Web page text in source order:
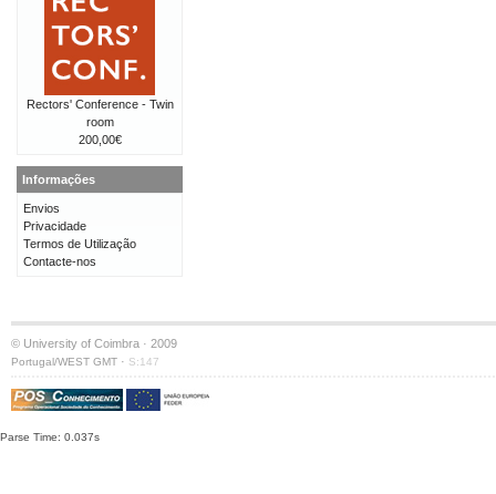
Rectors' Conference - Twin
room
200,00€
Informações
Envios
Privacidade
Termos de Utilização
Contacte-nos
© University of Coimbra · 2009
Portugal/WEST GMT · S:147
Parse Time: 0.037s